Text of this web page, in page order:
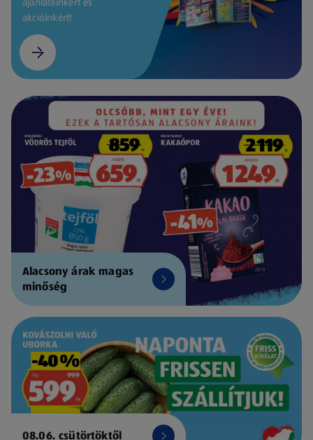
akcióinkért!
Alacsony árak magas
minőség
08.06. csütörtöktől